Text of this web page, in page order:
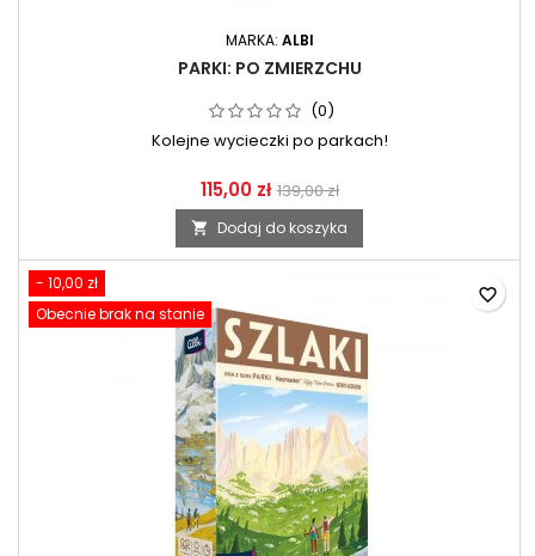
MARKA: ALBI
PARKI: PO ZMIERZCHU
(0)
Kolejne wycieczki po parkach!
115,00 zł 139,00 zł
 Dodaj do koszyka
- 10,00 zł
Obecnie brak na stanie
favorite_border